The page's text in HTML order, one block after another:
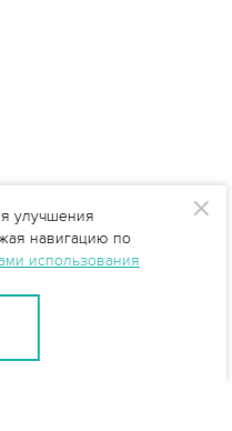
улучшения
навигацию по
использования